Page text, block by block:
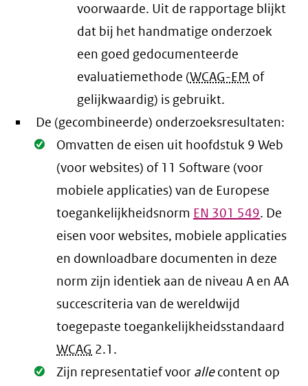
voorwaarde. Uit de rapportage blijkt
dat bij het handmatige onderzoek
een goed gedocumenteerde
evaluatiemethode (WCAG-EM of
gelijkwaardig) is gebruikt.
De (gecombineerde) onderzoeksresultaten:
Oké.
Omvatten de eisen uit hoofdstuk 9 Web
(voor websites) of 11 Software (voor
mobiele applicaties) van de Europese
toegankelijkheidsnorm EN 301 549. De
eisen voor websites, mobiele applicaties
en downloadbare documenten in deze
norm zijn identiek aan de niveau A en AA
succescriteria van de wereldwijd
toegepaste toegankelijkheidsstandaard
WCAG 2.1 .
Oké.
Zijn representatief voor allecontent op